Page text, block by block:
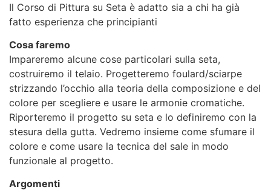
Il Corso di Pittura su Seta è adatto sia a chi ha già
fatto esperienza che principianti
Cosa faremo
Impareremo alcune cose particolari sulla seta,
costruiremo il telaio. Progetteremo foulard/sciarpe
strizzando l’occhio alla teoria della composizione e del
colore per scegliere e usare le armonie cromatiche.
Riporteremo il progetto su seta e lo definiremo con la
stesura della gutta. Vedremo insieme come sfumare il
colore e come usare la tecnica del sale in modo
funzionale al progetto.
Argomenti